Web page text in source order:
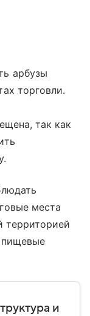
арбузы
торговли.
так как
места
территорией
пищевые
и